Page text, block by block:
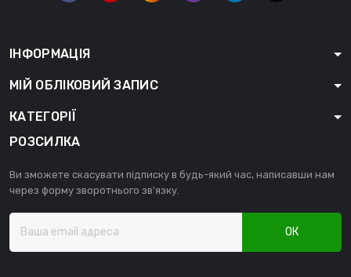
ІНФОРМАЦІЯ
МІЙ ОБЛІКОВИЙ ЗАПИС
КАТЕГОРІЇ
РОЗСИЛКА
Ви зможете скасувати підписку в будь-який час, написавши нам
через форму зворотнього зв'язку.
ОК